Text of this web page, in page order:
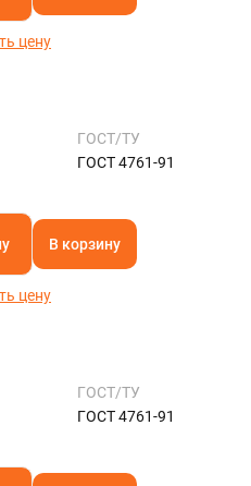
цену
ГОСТ/ТУ
ГОСТ 4761-91
В корзину
цену
ГОСТ/ТУ
ГОСТ 4761-91